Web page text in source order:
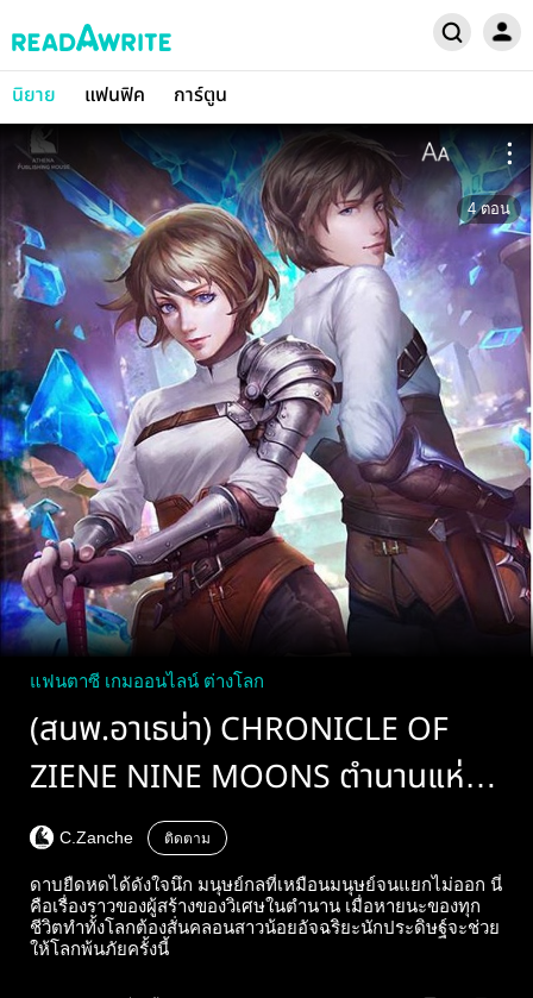
นิยาย แฟนฟิค การ์ตูน
4 ตอน
แฟนตาซี เกมออนไลน์ ต่างโลก
(สนพ.อาเธน่า) CHRONICLE OF
ZIENE NINE MOONS ตำนานแห่ง
ซีน : บันทึกเก้าจันทรา
C.Zanche ติดตาม
ดาบยืดหดได้ดังใจนึก มนุษย์กลที่เหมือนมนุษย์จนแยกไม่ออก นี่
คือเรื่องราวของผู้สร้างของวิเศษในตำนาน เมื่อหายนะของทุก
ชีวิตทำทั้งโลกต้องสั่นคลอนสาวน้อยอัจฉริยะนักประดิษฐ์จะช่วย
ให้โลกพ้นภัยครั้งนี้